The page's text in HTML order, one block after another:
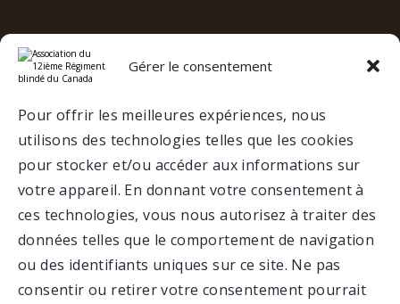
Gérer le consentement
Pour offrir les meilleures expériences, nous
utilisons des technologies telles que les cookies
pour stocker et/ou accéder aux informations sur
votre appareil. En donnant votre consentement à
ces technologies, vous nous autorisez à traiter des
données telles que le comportement de navigation
ou des identifiants uniques sur ce site. Ne pas
consentir ou retirer votre consentement pourrait
12eRBC SUR LES RÉSEAUX
VALCARTIER
MUSÉE